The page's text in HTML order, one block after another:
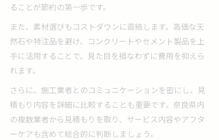
ることが節約の第一歩です。
また、素材選びもコストダウンに直結します。高価な天
然石や特注品を避け、コンクリートやセメント製品を上
手に活用することで、見た目を損なわずに費用を抑えら
れます。
さらに、施工業者とのコミュニケーションを密にし、見
積もり内容を詳細に比較することも重要です。奈良県内
の複数業者から見積もりを取り、サービス内容やアフタ
ーケアも含めて総合的に判断しましょう。